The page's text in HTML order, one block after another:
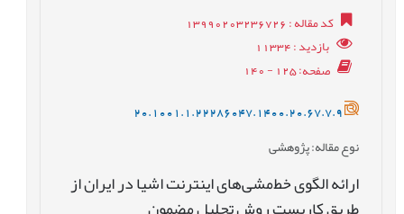
کد مقاله: 13990203236726
بازدید: 11334
صفحه: 125 - 140
20.1001.1.22286047.1400.20.67.7.9
نوع مقاله: پژوهشی
ارائه الگوی خط‌مشی‌های اینترنت اشیا در ایران از